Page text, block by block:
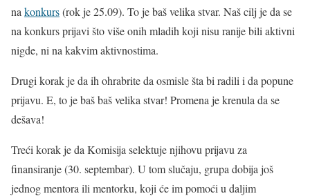
na konkurs(rok je 25.09). To je baš velika stvar. Naš cilj je da se
na konkurs prijavi što više onih mladih koji nisu ranije bili aktivni
nigde, ni na kakvim aktivnostima.
Drugi korak je da ih ohrabrite da osmisle šta bi radili i da popune
prijavu. E, to je baš baš velika stvar! Promena je krenula da se
dešava!
Treći korak je da Komisija selektuje njihovu prijavu za
finansiranje (30. septembar). U tom slučaju, grupa dobija još
jednog mentora ili mentorku, koji će im pomoći u daljim